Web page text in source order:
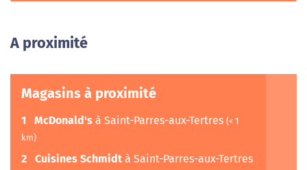
A proximité
Magasins à proximité
1 McDonald's à Saint-Parres-aux-Tertres (< 1
km)
2 Cuisines Schmidt à Saint-Parres-aux-Tertres